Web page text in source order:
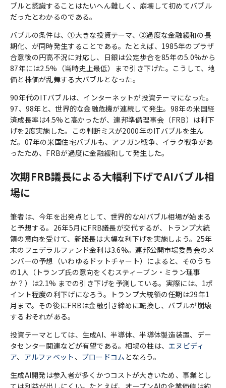
ブルと認識することはたいへん難しく、崩壊して初めてバブル
だったとわかるのである。
バブルの条件は、①大きな投資テーマ、②過度な金融緩和の長
期化、が同時発生することである。たとえば、1985年のプラザ
合意後の円高不況に対応し、日銀は公定歩合を85年の5.0%から
87年には2.5%（当時史上最低）まで引き下げた。こうして、地
価と株価が乱舞する大バブルとなった。
90年代のITバブルは、インターネットが投資テーマになった。
97、98年と、世界的な金融危機が連続して発生。98年の米国経
済成長率は4.5%と高かったが、連邦準備理事会（FRB）は利下
げを2度実施した。この判断ミスが2000年のITバブルを生ん
だ。07年の米国住宅バブルも、アフガン戦争、イラク戦争があ
ったため、FRBが過度に金融緩和して発生した。
次期FRB議長による大幅利下げでAIバブル相
場に
筆者は、今年を出発点として、世界的なAIバブル相場が始まる
と予想する。26年5月にFRB議長が交代するが、トランプ大統
領の意向を受けて、新議長は大幅な利下げを実施しよう。25年
末のフェデラルファンド金利は3.6%。連邦公開市場委員会のメ
ンバーの予想（いわゆるドットチャート）によると、そのうち
の1人（トランプ氏の意向をくむスティーブン・ミラン理事
か？）は2.1% までの引き下げを予測している。実際には、1ポ
イント程度の利下げになろう。トランプ大統領の任期は29年1
月まで。その後にFRBは金融引き締めに転換し、バブルが崩壊
するおそれがある。
投資テーマとしては、生成AI、半導体、半導体製造装置、デー
タセンター関連などが有望である。相場の柱は、エヌビディ
ア、 アルファベット 、 ブロードコム となろう。
生成AI開発は参入者が多くかつコストが大きいため、事業とし
ては利益が出しにくい。たとえば、オープンAIの企業価値は約